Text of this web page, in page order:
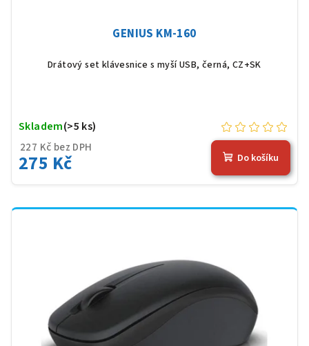
GENIUS KM-160
Drátový set klávesnice s myší USB, černá, CZ+SK
227 Kč bez DPH
275 Kč
Skladem(>5 ks)
Do košíku